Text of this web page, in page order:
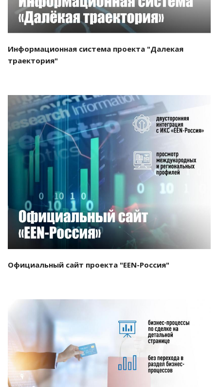
Информационная система проекта "Далекая
траектория"
Смотреть проект
Официальный сайт проекта "EEN-Россия"